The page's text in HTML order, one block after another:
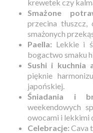
krewetek czy
Smażone
przecina
smażonych
Paella: Lekkie i
bogactwo smaku
Sushi i kuchnia
pięknie
japońskiej.
Śniadania i
weekendowych
owocami i lekkimi
Celebracje: Cava